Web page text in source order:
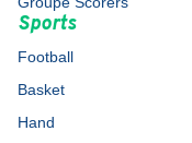
Sports
Football
Basket
Hand